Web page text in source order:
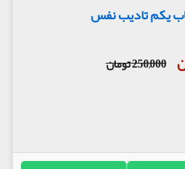
یکم تادیب نفس
250,000 تومان